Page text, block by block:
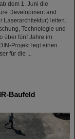
dem 1. Juni die
Development and
Laserarchitektur) leiten.
Technologie und
über fünf Jahre im
Projekt legt einen
für die ...
Baufeld